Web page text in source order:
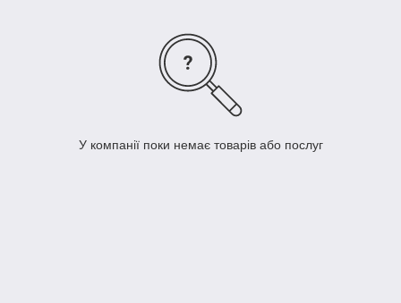
У компанії поки немає товарів або послуг